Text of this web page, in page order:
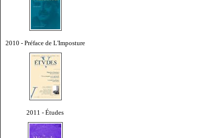
2010 - Préface de L'Imposture
2011 - Études